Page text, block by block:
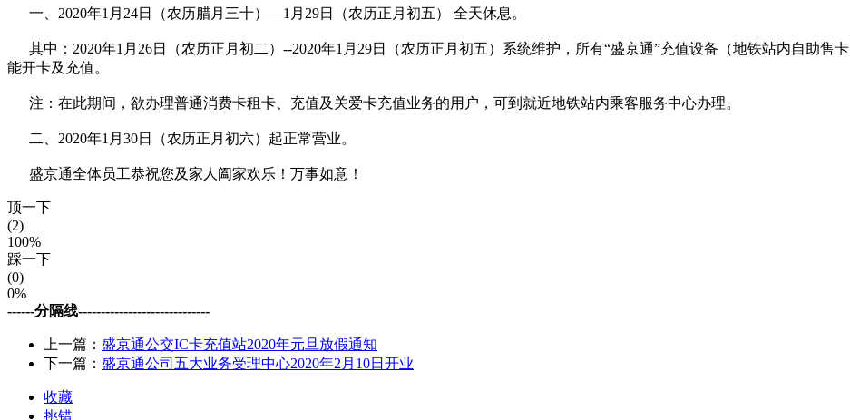
一、2020年1月24日（农历腊月三十）—1月29日（农历正月初五） 全天休息。
其中：2020年1月26日（农历正月初二）--2020年1月29日（农历正月初五）系统维护，所有“盛京通”充值设备（地铁站内自助售
能开卡及充值。
注：在此期间，欲办理普通消费卡租卡、充值及关爱卡充值业务的用户，可到就近地铁站内乘客服务中心办理。
二、2020年1月30日（农历正月初六）起正常营业。
盛京通全体员工恭祝您及家人阖家欢乐！万事如意！
顶一下
(2)
100%
踩一下
(0)
0%
------分隔线-----------------------------
上一篇： 盛京通公交IC卡充值站2020年元旦放假通知
下一篇： 盛京通公司五大业务受理中心2020年2月10日开业
收藏
挑错